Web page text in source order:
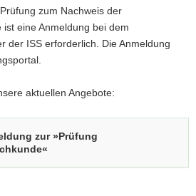
zum Nachweis der
eine Anmeldung bei dem
der ISS erforderlich. Die Anmeldung
aktuellen Angebote:
zur »Prüfung